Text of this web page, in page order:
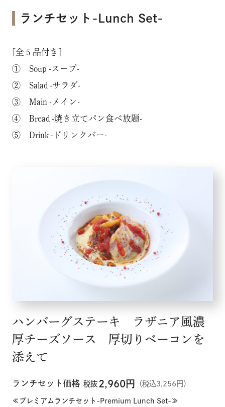
こだわり
ランチセット-Lunch Set-
[全５品付き]
① Soup -スープ-
② Salad -サラダ-
③ Main -メイン-
④ Bread -焼き立てパン食べ放題-
⑤ Drink -ドリンクバー-
ハンバーグステーキ ラザニア風濃
厚チーズソース 厚切りベーコンを
添えて
ランチセット価格 税抜 2,960円 （税込3,256円）
≪プレミアムランチセット-Premium Lunch Set-≫